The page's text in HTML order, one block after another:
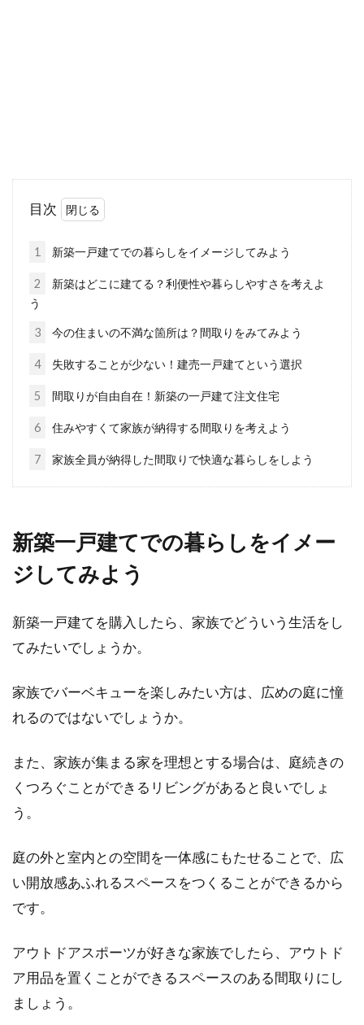
き？その種類と費用をご紹介
マンションの中古物件を神奈川で購
入する場合のおすすめ地域
マイホームを神奈川で購入することを検討する
場合、「一戸建てではなくマンションを」とい
間取りだったらどうする？
新築する前や、新築中の方は、完成が楽しみで
後に思わぬトラブ...
新築の窓は意外と難しい！後悔しな
いポイントとは？
新築の注文住宅の中で、意外と見落とされがち
なのが「窓」についてです。図面上で考えてい
マンションは売るべきか貸すべき
マンションなどの不動産は、利益率の高い投資
資産として知られています。初期費用のかかる
1棟マン...
目次
1 新築一戸建てでの暮らしをイメージしてみよう
2
新築はどこに建てる？利便性や暮らしやすさを考えよ
う
3 今の住まいの不満な箇所は？間取りをみてみよう
4 失敗することが少ない！建売一戸建てという選択
5 間取りが自由自在！新築の一戸建て注文住宅
6 住みやすくて家族が納得する間取りを考えよう
7 家族全員が納得した間取りで快適な暮らしをしよう
新築一戸建てでの暮らしをイメー
ジしてみよう
新築一戸建てを購入したら、家族でどういう生活をし
てみたいでしょうか。
家族でバーベキューを楽しみたい方は、広めの庭に憧
れるのではないでしょうか。
また、家族が集まる家を理想とする場合は、庭続きの
くつろぐことができるリビングがあると良いでしょ
う。
庭の外と室内との空間を一体感にもたせることで、広
い開放感あふれるスペースをつくることができるから
です。
アウトドアスポーツが好きな家族でしたら、アウトド
ア用品を置くことができるスペースのある間取りにし
ましょう。